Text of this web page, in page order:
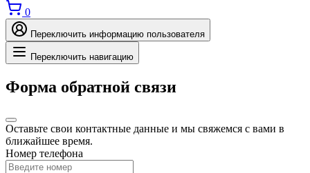
0
Переключить информацию пользователя
Переключить навигацию
Форма обратной связи
Оставьте свои контактные данные и мы свяжемся с вами в
ближайшее время.
Номер телефона